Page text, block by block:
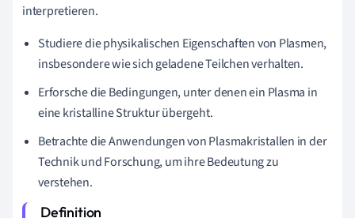
interpretieren.
Studiere die physikalischen Eigenschaften von Plasmen,
insbesondere wie sich geladene Teilchen verhalten.
Erforsche die Bedingungen, unter denen ein Plasma in
eine kristalline Struktur übergeht.
Betrachte die Anwendungen von Plasmakristallen in der
Technik und Forschung, um ihre Bedeutung zu
verstehen.